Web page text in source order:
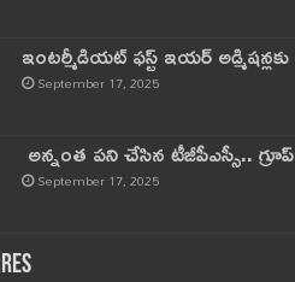
ఇంటర్మీడియట్ ఫస్ట్‌ ఇయర్‌
September 17, 2025
అన్నంత పని చేసిన టీజీపీఎస్సీ..
September 17, 2025